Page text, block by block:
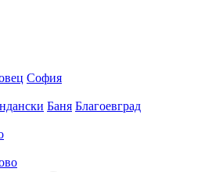
София
Баня Благоевград